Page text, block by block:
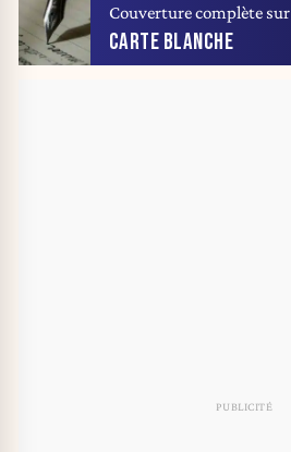
Couverture complète sur
CARTE BLANCHE